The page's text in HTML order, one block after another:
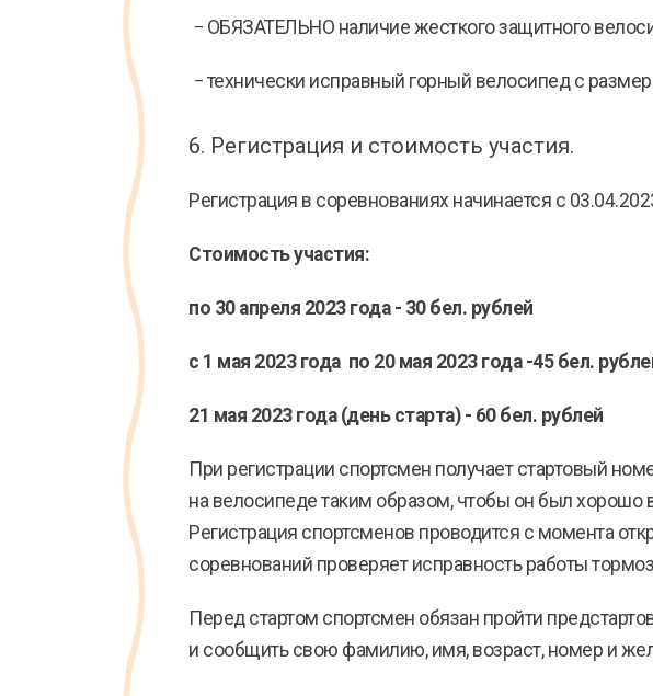
− ОБЯЗАТЕЛЬНО наличие жесткого защитного
− технически исправный горный велосипед с
6. Регистрация и стоимость участия.
Регистрация в соревнованиях начинается с
Стоимость участия:
по 30 апреля 2023 года - 30 бел. рублей
с 1 мая 2023 года по 20 мая 2023 года -45 бел.
21 мая 2023 года (день старта) - 60 бел. рублей
При регистрации спортсмен получает стартовый
на велосипеде таким образом, чтобы он был хорошо
Регистрация спортсменов проводится с момента
соревнований проверяет исправность работы
Перед стартом спортсмен обязан пройти
и сообщить свою фамилию, имя, возраст, номер и